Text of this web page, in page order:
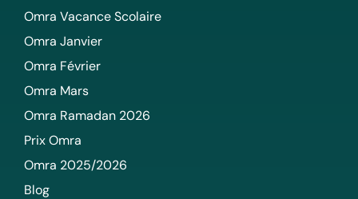
Omra Vacance Scolaire
Omra Janvier
Omra Février
Omra Mars
Omra Ramadan 2026
Prix Omra
Omra 2025/2026
Blog